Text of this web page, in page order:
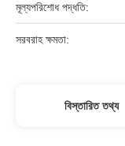
মূল্যপরিশোধ পদ্ধতি:
সরবরাহ ক্ষমতা:
বিস্তারিত তথ্য